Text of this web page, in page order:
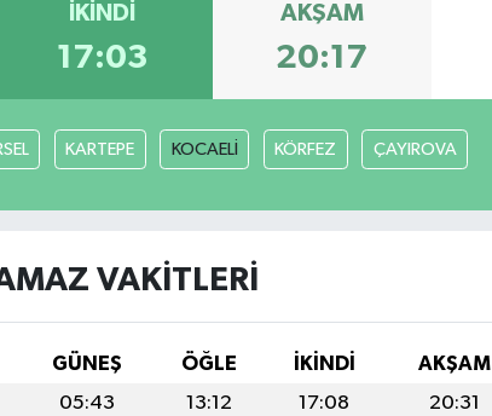
İKINDI
17:03
AKŞAM
20:17
KARTEPE KOCAELİ KÖRFEZ ÇAYIROVA
VAKITLERI
GÜNEŞ ÖĞLE İKINDI AKŞAM
05:43 13:12 17:08 20:31